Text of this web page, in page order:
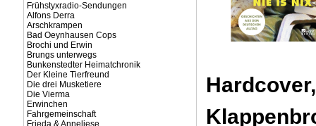
Frühstyxradio-Sendungen
Alfons Derra
Arschkrampen
Bad Oeynhausen Cops
Brochi und Erwin
Brungs unterwegs
Bunkenstedter Heimatchronik
Der Kleine Tierfreund
Die drei Musketiere
Die Vierma
Erwinchen
Fahrgemeinschaft
Frieda & Anneliese
Hardcover,